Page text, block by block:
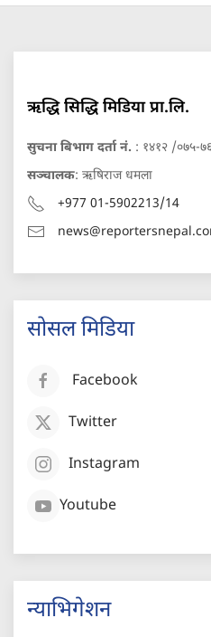
ऋद्धि सिद्धि मिडिया प्रा.लि.
सुचना बिभाग दर्ता नं. : १४१२ /०७५-
सञ्चालक: ऋषिराज धमला
+977 01-5902213/14
सोसल मिडिया
Facebook
Twitter
Instagram
Youtube
न्याभिगेशन